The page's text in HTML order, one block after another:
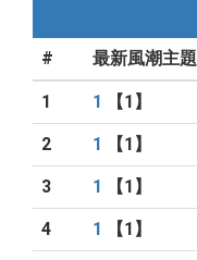
# 最新風潮主題
1 1 【1】
2 1 【1】
3 1 【1】
4 1 【1】